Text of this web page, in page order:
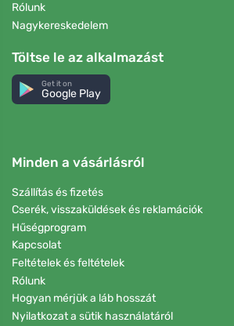
Rólunk
Nagykereskedelem
Töltse le az alkalmazást
Get it on
Google Play
Minden a vásárlásról
Szállítás és fizetés
Cserék, visszaküldések és reklamációk
Hűségprogram
Kapcsolat
Feltételek és feltételek
Rólunk
Hogyan mérjük a láb hosszát
Nyilatkozat a sütik használatáról